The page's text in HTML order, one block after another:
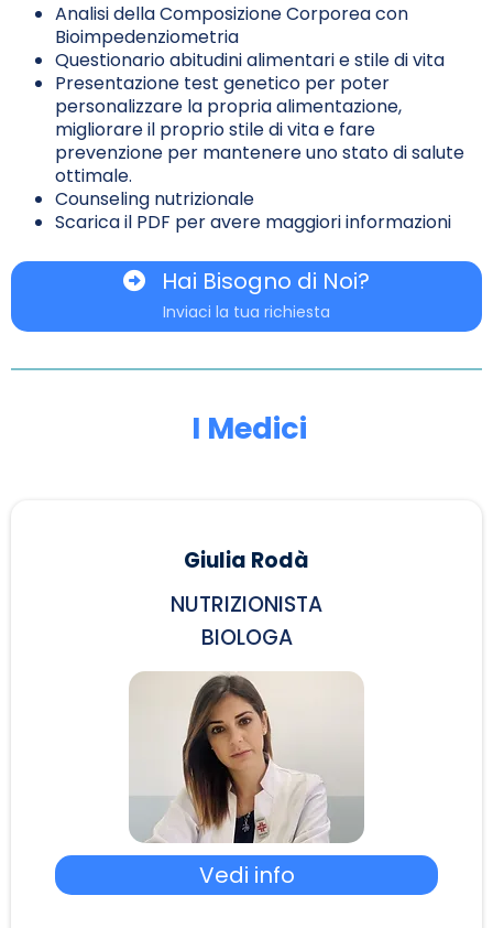
Analisi della Composizione Corporea con
Bioimpedenziometria
Questionario abitudini alimentari e stile di vita
Presentazione test genetico per poter
personalizzare la propria alimentazione,
migliorare il proprio stile di vita e fare
prevenzione per mantenere uno stato di salute
ottimale.
Counseling nutrizionale
Scarica il PDF per avere maggiori informazioni
Hai Bisogno di Noi?
Inviaci la tua richiesta
I Medici
Giulia Rodà
NUTRIZIONISTA
BIOLOGA
Vedi info